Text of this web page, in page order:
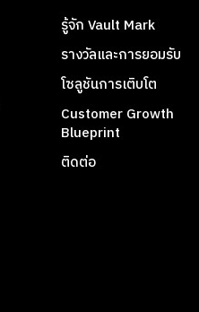
รู้จัก Vault Mark
รางวัลและการยอมรับ
โซลูชันการเติบโต
Customer Growth
Blueprint
ติดต่อ